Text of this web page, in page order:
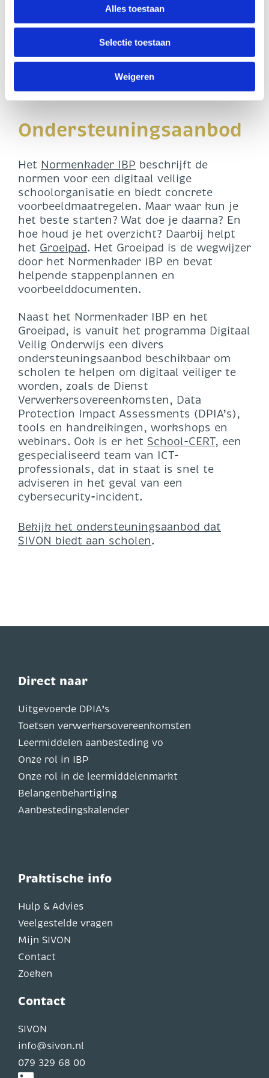
trekken. Dit kunt u doen via de zwevende zwarte knop,
linksonder op onze website.
Alles toestaan
Selectie toestaan
Weigeren
veiligheid achterblijft. De staatssecretaris
streeft zoveel mogelijk naar
vergelijkbaarheid tussen de verschillende
onderwijssectoren en verkent daarom de
Inspectie ten aanzien van dit onderwerp
vast te leggen.
Ondersteuningsaanbod
Het Normenkader IBP beschrijft de
normen voor een digitaal veilige
schoolorganisatie en biedt concrete
voorbeeldmaatregelen. Maar waar kun je
het beste starten? Wat doe je daarna? En
hoe houd je het overzicht? Daarbij helpt
het Groeipad. Het Groeipad is de wegwijzer
door het Normenkader IBP en bevat
helpende stappenplannen en
voorbeelddocumenten.
Naast het Normenkader IBP en het
Groeipad, is vanuit het programma Digitaal
Veilig Onderwijs een divers
ondersteuningsaanbod beschikbaar om
scholen te helpen om digitaal veiliger te
worden, zoals de Dienst
Verwerkersovereenkomsten, Data
Protection Impact Assessments (DPIA’s),
tools en handreikingen, workshops en
webinars. Ook is er het School-CERT, een
gespecialiseerd team van ICT-
professionals, dat in staat is snel te
adviseren in het geval van een
cybersecurity-incident.
Bekijk het ondersteuningsaanbod dat
SIVON biedt aan scholen.
Direct naar
Uitgevoerde DPIA’s
Toetsen verwerkersovereenkomsten
Leermiddelen aanbesteding vo
Onze rol in IBP
Onze rol in de leermiddelenmarkt
Belangenbehartiging
Aanbestedingskalender
Praktische info
Hulp & Advies
Veelgestelde vragen
Mijn SIVON
Contact
Zoeken
Contact
SIVON
info@sivon.nl
079 329 68 00